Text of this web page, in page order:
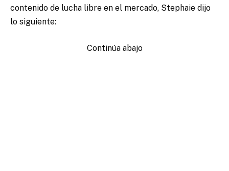
contenido de lucha libre en el mercado, Stephaie dijo
lo siguiente:
Continúa abajo